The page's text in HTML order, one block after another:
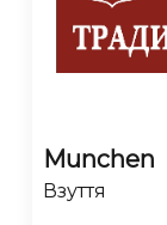
Munchen
Взуття